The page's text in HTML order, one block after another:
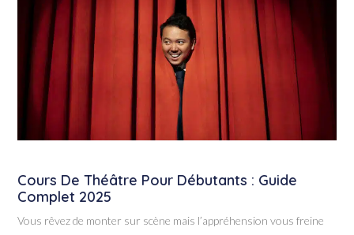
Cours De Théâtre Pour Débutants : Guide
Complet 2025
Vous rêvez de monter sur scène mais l’appréhension vous freine